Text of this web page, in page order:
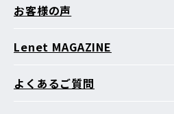
お客様の声
Lenet MAGAZINE
よくあるご質問